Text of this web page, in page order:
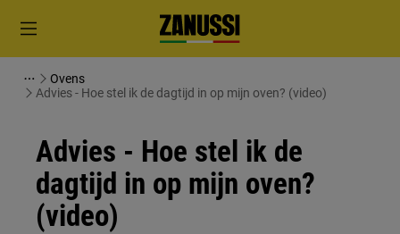
Ovens
Advies - Hoe stel ik de dagtijd in op mijn oven? (video)
Advies - Hoe stel ik de
dagtijd in op mijn oven?
(video)